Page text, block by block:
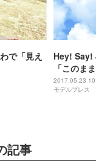
で「見え
Hey! Say!
「このま
2017.05.23
モデルプレス
記事